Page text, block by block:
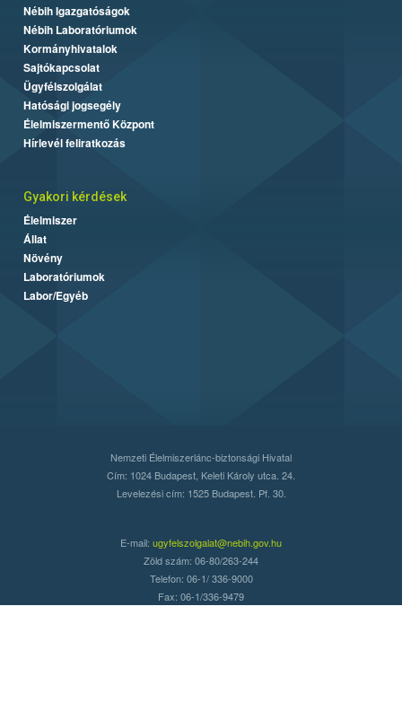
Nébih Igazgatóságok
Nébih Laboratóriumok
Kormányhivatalok
Sajtókapcsolat
Ügyfélszolgálat
Hatósági jogsegély
Élelmiszermentő Központ
Hírlevél feliratkozás
Gyakori kérdések
Élelmiszer
Állat
Növény
Laboratóriumok
Labor/Egyéb
Nemzeti Élelmiszerlánc-biztonsági Hivatal
Cím: 1024 Budapest, Keleti Károly utca. 24.
Levelezési cím: 1525 Budapest. Pf. 30.
E-mail: ugyfelszolgalat@nebih.gov.hu
Zöld szám: 06-80/263-244
Telefon: 06-1/ 336-9000
Fax: 06-1/336-9479